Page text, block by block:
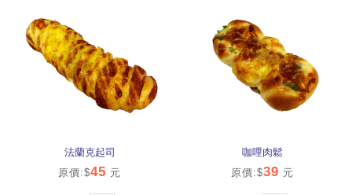
法蘭克起司
原價:$45 元
咖哩肉鬆
原價:$39 元